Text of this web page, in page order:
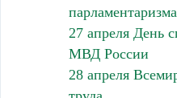
парламентаризма
27 апреля День
МВД России
28 апреля